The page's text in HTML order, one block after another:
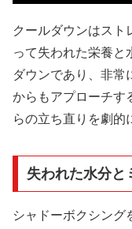
クールダウンはスト
って失われた栄養と
ダウンであり、非常
からもアプローチす
らの立ち直りを劇的
失われた水分と
シャドーボクシング